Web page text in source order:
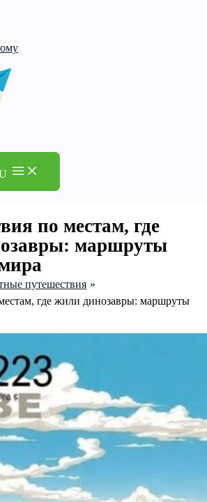
по местам, где
маршруты
путешествия
где жили динозавры: маршруты